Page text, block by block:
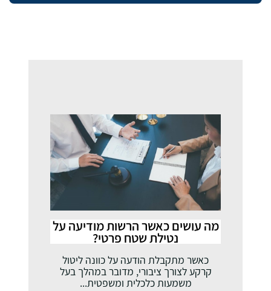
מה עושים כאשר הרשות מודיעה על
נטילת שטח פרטי?
כאשר מתקבלת הודעה על כוונה ליטול
קרקע לצורך ציבורי, מדובר במהלך בעל
משמעות כלכלית ומשפטית...